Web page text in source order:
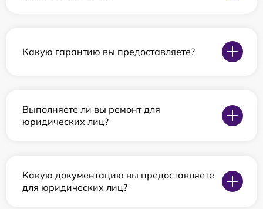
Какую гарантию вы предоставляете?
Выполняете ли вы ремонт для
юридических лиц?
Какую документацию вы предоставляете
для юридических лиц?